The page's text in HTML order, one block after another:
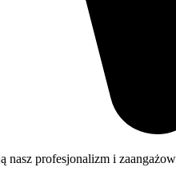
profesjonalizm i